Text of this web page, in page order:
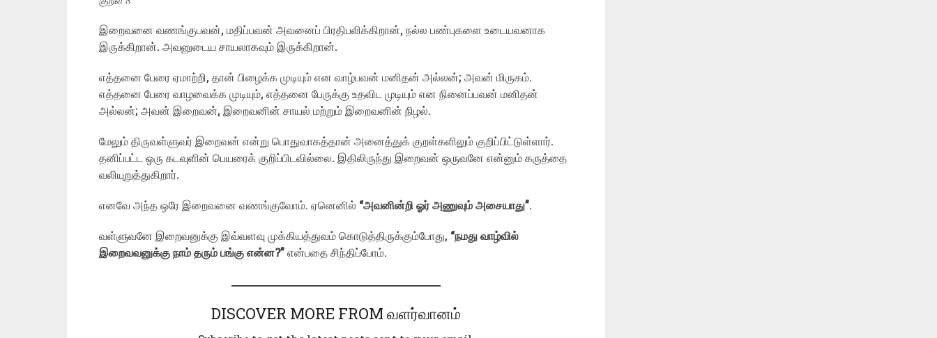
இறைவனை வணங்குபவன், மதிப்பவன் அவனைப் பிரதிபலிக்கிறான், நல்ல பண்புகளை உடையவனாக
இருக்கிறான். அவனுடைய சாயலாகவும் இருக்கிறான்.
எத்தனை பேரை ஏமாற்றி, தான் பிழைக்க முடியும் என வாழ்பவன் மனிதன் அல்லன்; அவன் மிருகம்.
எத்தனை பேரை வாழவைக்க முடியும், எத்தனை பேருக்கு உதவிட முடியும் என நினைப்பவன் மனிதன்
அல்லன்; அவன் இறைவன், இறைவனின் சாயல் மற்றும் இறைவனின் நிழல்.
மேலும் திருவள்ளுவர் இறைவன் என்று பொதுவாகத்தான் அனைத்துக் குறள்களிலும் குறிப்பிட்டுள்ளார்.
தனிப்பட்ட ஒரு கடவுளின் பெயரைக் குறிப்பிடவில்லை. இதிலிருந்து இறைவன் ஒருவனே என்னும் கருத்தை
வலியுறுத்துகிறார்.
எனவே அந்த ஒரே இறைவனை வணங்குவோம். ஏனெனில் “அவனின்றி ஓர் அணுவும் அசையாது”.
வள்ளுவனே இறைவனுக்கு இவ்வளவு முக்கியத்துவம் கொடுத்திருக்கும்போது, “நமது வாழ்வில்
இறைவவனுக்கு நாம் தரும் பங்கு என்ன?”என்பதை சிந்திப்போம்.
DISCOVER MORE FROM வளர்வானம்